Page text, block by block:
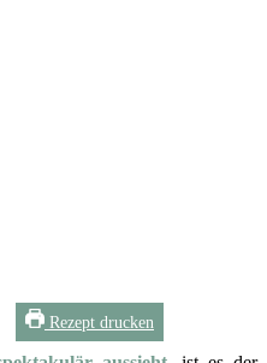
Rezept drucken